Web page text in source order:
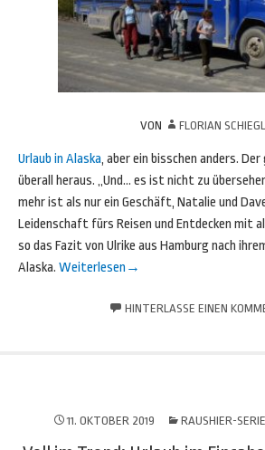
VON FLORIAN SCHIEGL
Urlaub in Alaska, aber ein bisschen anders.
überall heraus. „Und… es ist nicht zu
mehr ist als nur ein Geschäft, Natalie und
Leidenschaft fürs Reisen und Entdecken mit
so das Fazit von Ulrike aus Hamburg nach
Alaska. Weiterlesen →
HINTERLASSE EINEN
11. OKTOBER 2019 RAUSHIER-